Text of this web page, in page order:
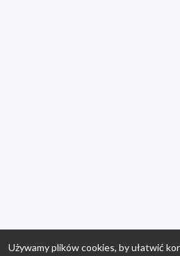
Używamy plików cookies, by ułatwić